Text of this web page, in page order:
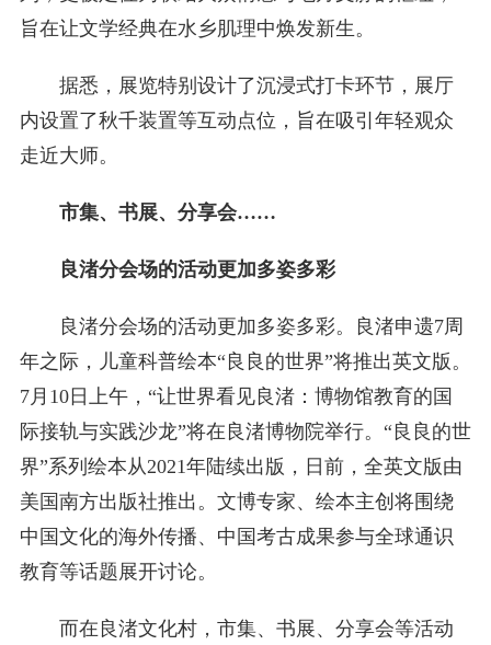
旨在让文学经典在水乡肌理中焕发新生。
据悉，展览特别设计了沉浸式打卡环节，展厅
内设置了秋千装置等互动点位，旨在吸引年轻观众
走近大师。
市集、书展、分享会……
良渚分会场的活动更加多姿多彩
良渚分会场的活动更加多姿多彩。良渚申遗7周
年之际，儿童科普绘本“良良的世界”将推出英文版。
7月10日上午，“让世界看见良渚：博物馆教育的国
际接轨与实践沙龙”将在良渚博物院举行。“良良的世
界”系列绘本从2021年陆续出版，日前，全英文版由
美国南方出版社推出。文博专家、绘本主创将围绕
中国文化的海外传播、中国考古成果参与全球通识
教育等话题展开讨论。
而在良渚文化村，市集、书展、分享会等活动